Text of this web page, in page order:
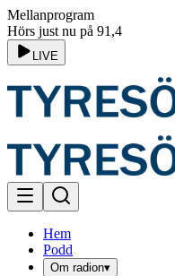
Mellanprogram
Hörs just nu på 91,4
LIVE
Hem
Podd
Om radion▾